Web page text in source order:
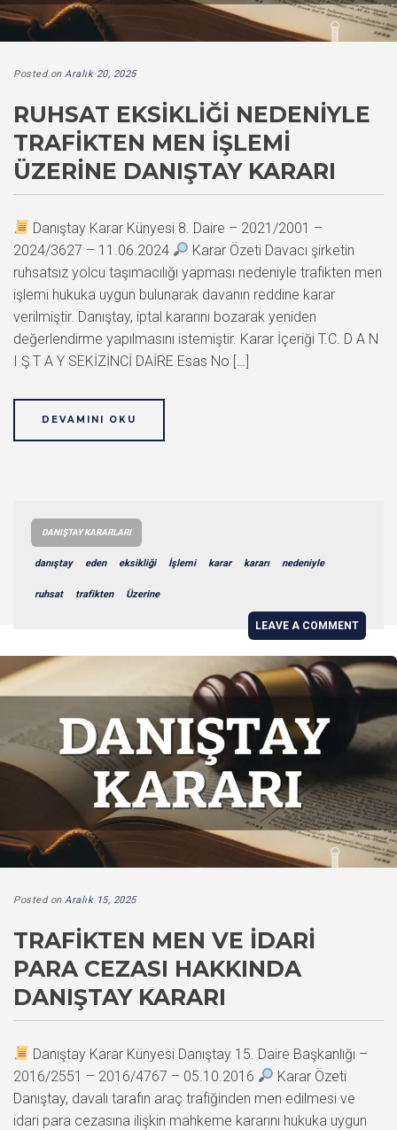
Posted on Aralık 20, 2025
RUHSAT EKSIKLIĞI NEDENIYLE
TRAFIKTEN MEN İŞLEMI
ÜZERINE DANIŞTAY KARARI
Danıştay Karar Künyesi 8. Daire – 2021/2001 –
2024/3627 – 11.06.2024
Karar Özeti Davacı şirketin
ruhsatsız yolcu taşımacılığı yapması nedeniyle trafikten men
işlemi hukuka uygun bulunarak davanın reddine karar
verilmiştir. Danıştay, iptal kararını bozarak yeniden
değerlendirme yapılmasını istemiştir. Karar İçeriği T.C. D A N
I Ş T A Y SEKİZİNCİ DAİRE Esas No […]
DEVAMINI OKU
DANIŞTAY KARARLARI
danıştay eden eksikliği İşlemi karar kararı nedeniyle
ruhsat trafikten Üzerine
LEAVE A COMMENT
Posted on Aralık 15, 2025
TRAFIKTEN MEN VE İDARI
PARA CEZASI HAKKINDA
DANIŞTAY KARARI
Danıştay Karar Künyesi Danıştay 15. Daire Başkanlığı –
2016/2551 – 2016/4767 – 05.10.2016
Karar Özeti
Danıştay, davalı tarafın araç trafiğinden men edilmesi ve
idari para cezasına ilişkin mahkeme kararını hukuka uygun